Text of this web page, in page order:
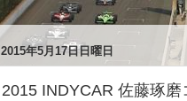
2015年5月17日日曜日
2015 INDYCAR 佐藤琢